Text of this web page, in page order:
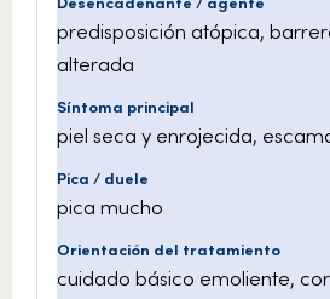
predisposición atópica,
alterada
piel seca y enrojecida,
pica mucho
cuidado básico emoliente,